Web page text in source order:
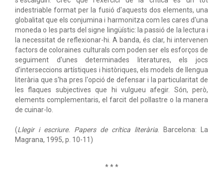
indestriable format per la fusió d'aquests dos elements, una
globalitat que els conjumina i harmonitza com les cares d'una
moneda o les parts del signe lingüístic: la passió de la lectura i
la necessitat de reflexionar-hi. A banda, és clar, hi intervenen
factors de coloraines culturals com poden ser els esforços de
seguiment d'unes determinades literatures, els jocs
d'interseccions artístiques i històriques, els models de llengua
literària que s'ha pres l'opció de defensar i la particularitat de
les flaques subjectives que hi vulgueu afegir. Són, però,
elements complementaris, el farcit del pollastre o la manera
de cuinar-lo.
(Llegir i escriure. Papers de crítica literària . Barcelona: La
Magrana, 1995, p. 10-11)
* * *